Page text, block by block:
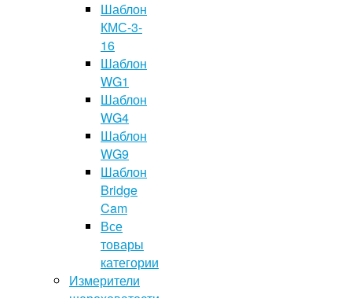
Шаблон
КМС-3-
16
Шаблон
WG1
Шаблон
WG4
Шаблон
WG9
Шаблон
Bridge
Cam
Все
товары
категории
Измерители